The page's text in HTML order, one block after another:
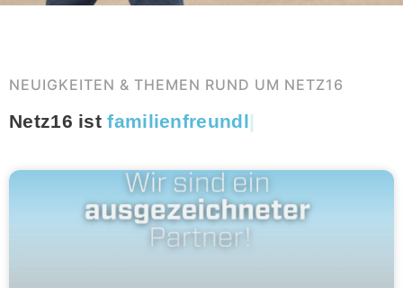
NEUIGKEITEN & THEMEN RUND UM NETZ16
Netz16 ist sportbege|